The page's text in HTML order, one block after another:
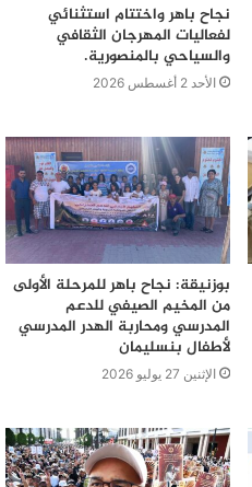
نجاح باهر واختتام استثنائي
لفعاليات المهرجان الثقافي
والسياحي بالمنصورية.
الأحد 2 أغسطس 2026
بوزنيقة: نجاح باهر للمرحلة الأولى
من المخيم الصيفي للدعم
المدرسي ومحاربة الهدر المدرسي
لأطفال بنسليمان
الإثنين 27 يوليو 2026